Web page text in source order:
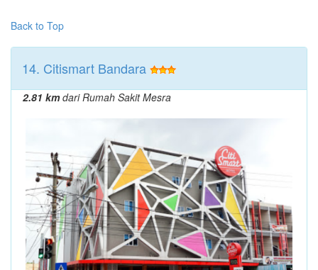
Back to Top
14. Citismart Bandara
2.81 kmdari Rumah Sakit Mesra